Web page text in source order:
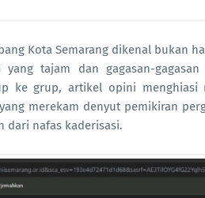
Kota Semarang dikenal bukan
tajam dan gagasan-
ke grup, artikel opini menghiasi
merekam denyut pemikiran
dari nafas kaderisasi.